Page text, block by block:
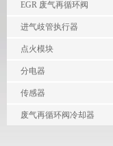
EGR 废气再循环阀
进气歧管执行器
点火模块
分电器
传感器
废气再循环阀冷却器